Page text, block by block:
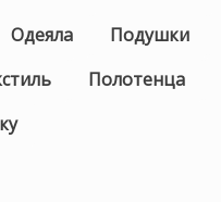
Одеяла Подушки
Полотенца